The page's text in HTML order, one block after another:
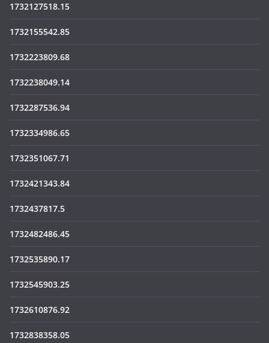
1732127518.15
1732155542.85
1732223809.68
1732238049.14
1732287536.94
1732334986.65
1732351067.71
1732421343.84
1732437817.5
1732482486.45
1732535890.17
1732545903.25
1732610876.92
1732838358.05